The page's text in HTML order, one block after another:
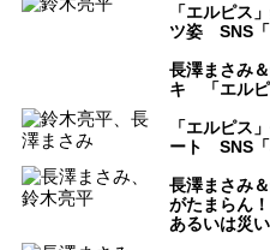
「エルピス
ツ姿 SNS「
長澤まさみ
キ 「エルピ
「エルピス
ート SNS「
長澤まさみ
がたまらん
あるいは災